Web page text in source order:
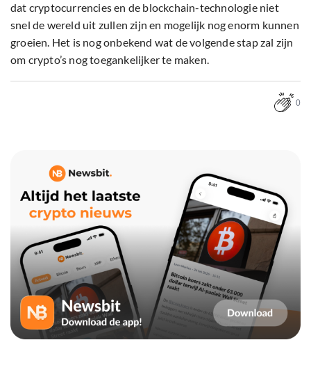
dat cryptocurrencies en de blockchain-technologie niet
snel de wereld uit zullen zijn en mogelijk nog enorm kunnen
groeien. Het is nog onbekend wat de volgende stap zal zijn
om crypto’s nog toegankelijker te maken.
0